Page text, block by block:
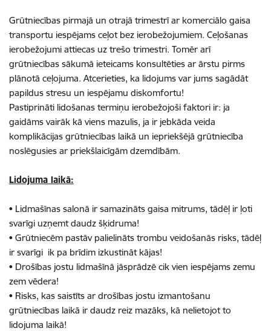
Grūtniecības pirmajā un otrajā trimestrī ar komerciālo gaisa
transportu iespējams ceļot bez ierobežojumiem. Ceļošanas
ierobežojumi attiecas uz trešo trimestri. Tomēr arī
grūtniecības sākumā ieteicams konsultēties ar ārstu pirms
plānotā ceļojuma. Atcerieties, ka lidojums var jums sagādāt
papildus stresu un iespējamu diskomfortu!
Pastiprināti lidošanas termiņu ierobežojoši faktori ir: ja
gaidāms vairāk kā viens mazulis, ja ir jebkāda veida
komplikācijas grūtniecības laikā un iepriekšējā grūtniecība
noslēgusies ar priekšlaicīgām dzemdībām.
Lidojuma laikā:
• Lidmašīnas salonā ir samazināts gaisa mitrums, tādēļ ir ļoti
svarīgi uzņemt daudz šķidruma!
• Grūtniecēm pastāv palielināts trombu veidošanās risks, tādēļ
ir svarīgi ik pa brīdim izkustināt kājas!
• Drošības jostu lidmašīnā jāsprādzē cik vien iespējams zemu
zem vēdera!
• Risks, kas saistīts ar drošības jostu izmantošanu
grūtniecības laikā ir daudz reiz mazāks, kā nelietojot to
lidojuma laikā!